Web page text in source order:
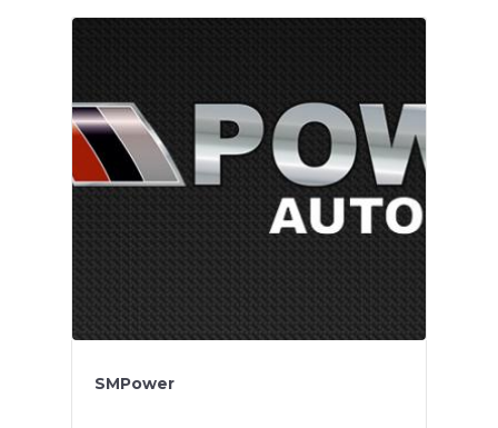
SMPower